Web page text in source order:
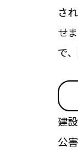
さ
せ
で
建
公